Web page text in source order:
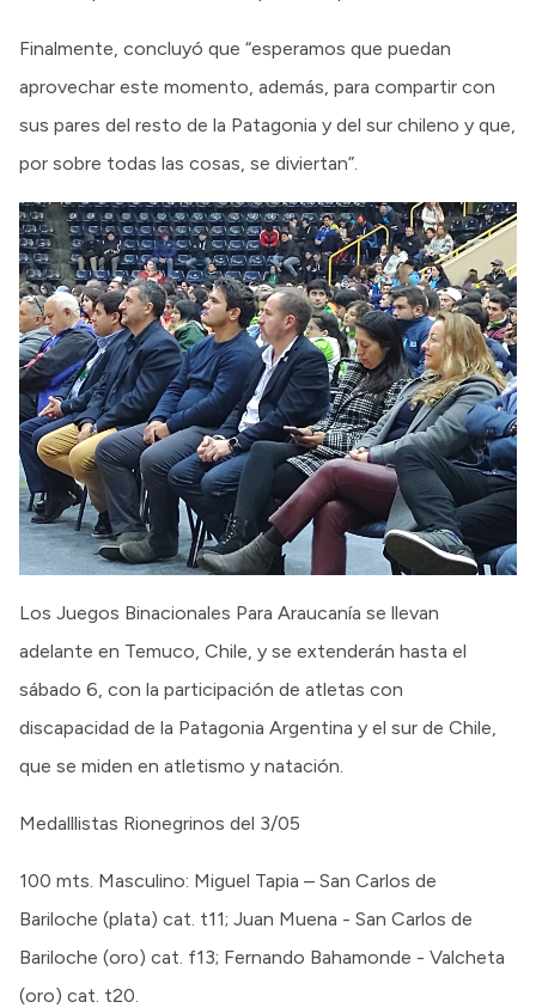
Finalmente, concluyó que “esperamos que puedan
aprovechar este momento, además, para compartir con
sus pares del resto de la Patagonia y del sur chileno y que,
por sobre todas las cosas, se diviertan”.
Los Juegos Binacionales Para Araucanía se llevan
adelante en Temuco, Chile, y se extenderán hasta el
sábado 6, con la participación de atletas con
discapacidad de la Patagonia Argentina y el sur de Chile,
que se miden en atletismo y natación.
Medalllistas Rionegrinos del 3/05
100 mts. Masculino: Miguel Tapia – San Carlos de
Bariloche (plata) cat. t11; Juan Muena - San Carlos de
Bariloche (oro) cat. f13; Fernando Bahamonde - Valcheta
(oro) cat. t20.